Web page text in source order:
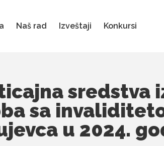
Naš rad Izveštaji Konkursi
sredstva
sa
u 2024.